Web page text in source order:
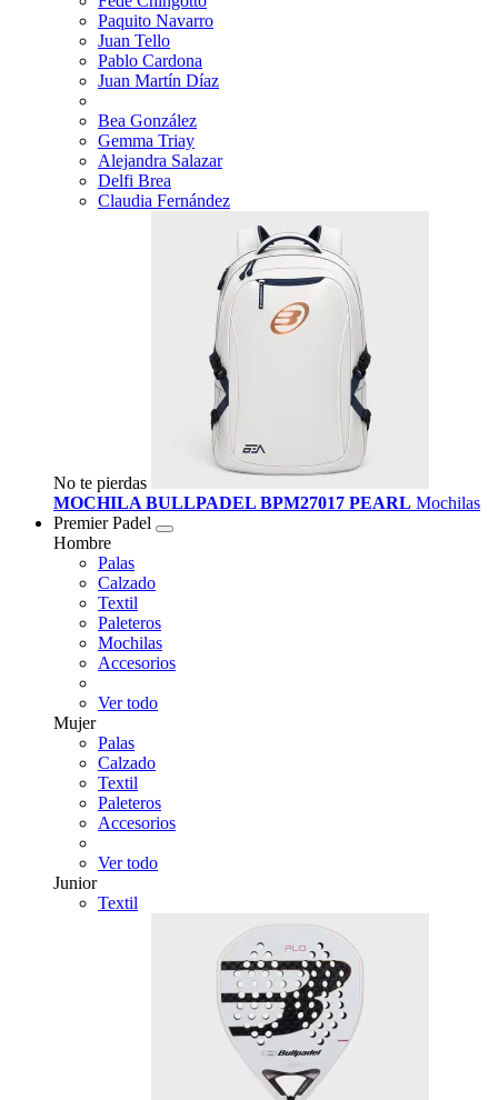
Paquito Navarro
Juan Tello
Pablo Cardona
Juan Martín Díaz
Bea González
Gemma Triay
Alejandra Salazar
Delfi Brea
Claudia Fernández
No te pierdas
MOCHILA BULLPADEL BPM27017 PEARL Mochilas
Premier Padel
Hombre
Palas
Calzado
Textil
Paleteros
Mochilas
Accesorios
Ver todo
Mujer
Palas
Calzado
Textil
Paleteros
Accesorios
Ver todo
Junior
Textil